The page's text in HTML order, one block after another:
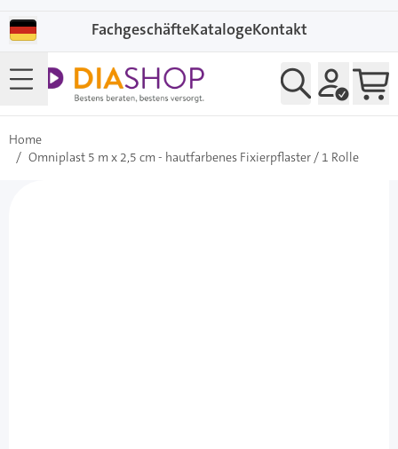
FachgeschäfteKatalogeKontakt
Home
/ Omniplast 5 m x 2,5 cm - hautfarbenes Fixierpflaster / 1 Rolle